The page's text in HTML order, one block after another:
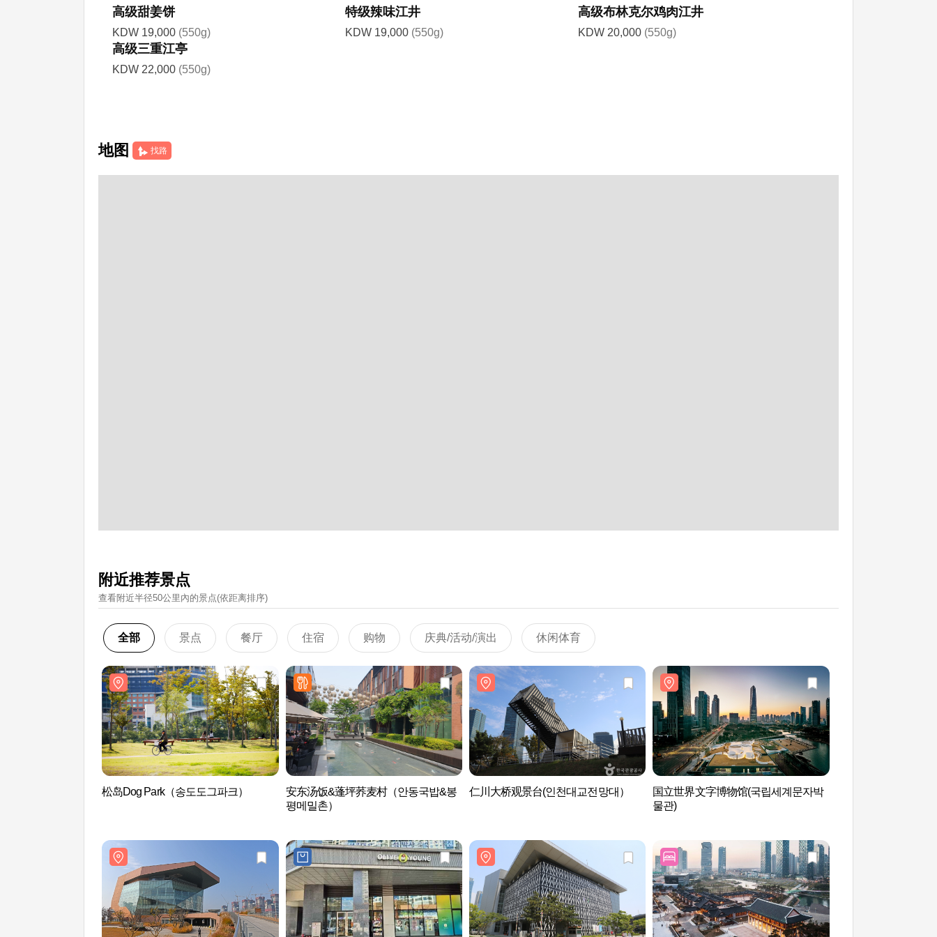
高级甜姜饼
KDW 19,000 (550g)
特级辣味江井
KDW 19,000 (550g)
高级布林克尔鸡肉江井
KDW 20,000 (550g)
高级三重江亭
KDW 22,000 (550g)
地图 找路
附近推荐景点
查看附近半径50公里內的景点(依距离排序)
全部 景点 餐厅 住宿 购物 庆典/活动/演出 休闲体育
松岛Dog Park（송도도그파크）
安东汤饭&蓬坪荞麦村（안동국밥&봉
평메밀촌）
仁川大桥观景台(인천대교전망대）
国立世界文字博物馆(국립세계문자박
물관)